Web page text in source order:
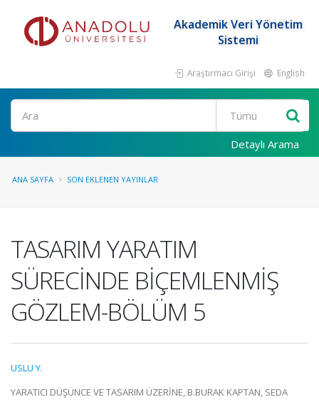
Akademik Veri Yönetim
Sistemi
Araştırmacı Girişi English
Ara
Detaylı Arama
ANA SAYFA SON EKLENEN YAYINLAR
TASARIM YARATIM
SÜRECİNDE BİÇEMLENMİŞ
GÖZLEM-BÖLÜM 5
USLU Y.
YARATICI DÜŞÜNCE VE TASARIM ÜZERİNE, B.BURAK KAPTAN, SEDA